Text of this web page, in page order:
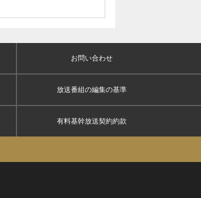
お問い合わせ
放送番組の編集の基準
有料基幹放送契約約款